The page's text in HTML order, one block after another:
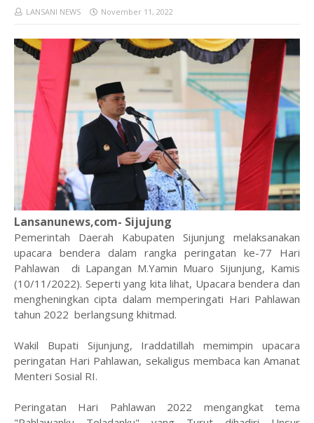
LANSANI NEWS November 11, 2022
Lansanunews,com- Sijujung
Pemerintah Daerah Kabupaten Sijunjung melaksanakan
upacara bendera dalam rangka peringatan ke-77 Hari
Pahlawan di Lapangan M.Yamin Muaro Sijunjung, Kamis
(10/11/2022). Seperti yang kita lihat, Upacara bendera dan
mengheningkan cipta dalam memperingati Hari Pahlawan
tahun 2022 berlangsung khitmad.
Wakil Bupati Sijunjung, Iraddatillah memimpin upacara
peringatan Hari Pahlawan, sekaligus membaca kan Amanat
Menteri Sosial RI.
Peringatan Hari Pahlawan 2022 mengangkat tema